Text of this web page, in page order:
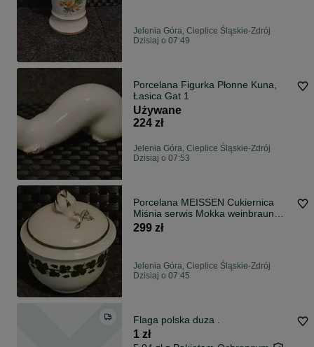
Jelenia Góra, Cieplice Śląskie-Zdrój
Dzisiaj o 07:49
Porcelana Figurka Płonne Kuna,
Łasica Gat 1
Używane
224 zł
Jelenia Góra, Cieplice Śląskie-Zdrój
Dzisiaj o 07:53
Porcelana MEISSEN Cukiernica
Miśnia serwis Mokka weinbraun
Winorośl
299 zł
Jelenia Góra, Cieplice Śląskie-Zdrój
Dzisiaj o 07:45
Flaga polska duza .
1 zł